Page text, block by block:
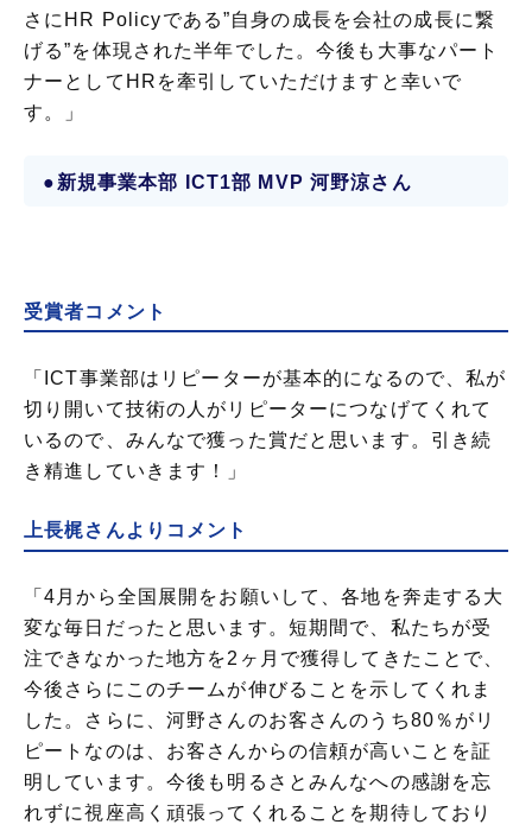
さにHR Policyである”自身の成長を会社の成長に繋
げる”を体現された半年でした。今後も大事なパート
ナーとしてHRを牽引していただけますと幸いで
す。」
●新規事業本部 ICT1部 MVP 河野涼さん
受賞者コメント
「ICT事業部はリピーターが基本的になるので、私が
切り開いて技術の人がリピーターにつなげてくれて
いるので、みんなで獲った賞だと思います。引き続
き精進していきます！」
上長梶さんよりコメント
「4月から全国展開をお願いして、各地を奔走する大
変な毎日だったと思います。短期間で、私たちが受
注できなかった地方を2ヶ月で獲得してきたことで、
今後さらにこのチームが伸びることを示してくれま
した。さらに、河野さんのお客さんのうち80％がリ
ピートなのは、お客さんからの信頼が高いことを証
明しています。今後も明るさとみんなへの感謝を忘
れずに視座高く頑張ってくれることを期待しており